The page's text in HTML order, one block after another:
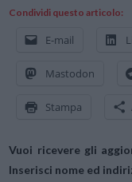
Condividi questo articolo:
E-mail
Mastodon
Stampa
Vuoi ricevere gli
Inserisci nome ed